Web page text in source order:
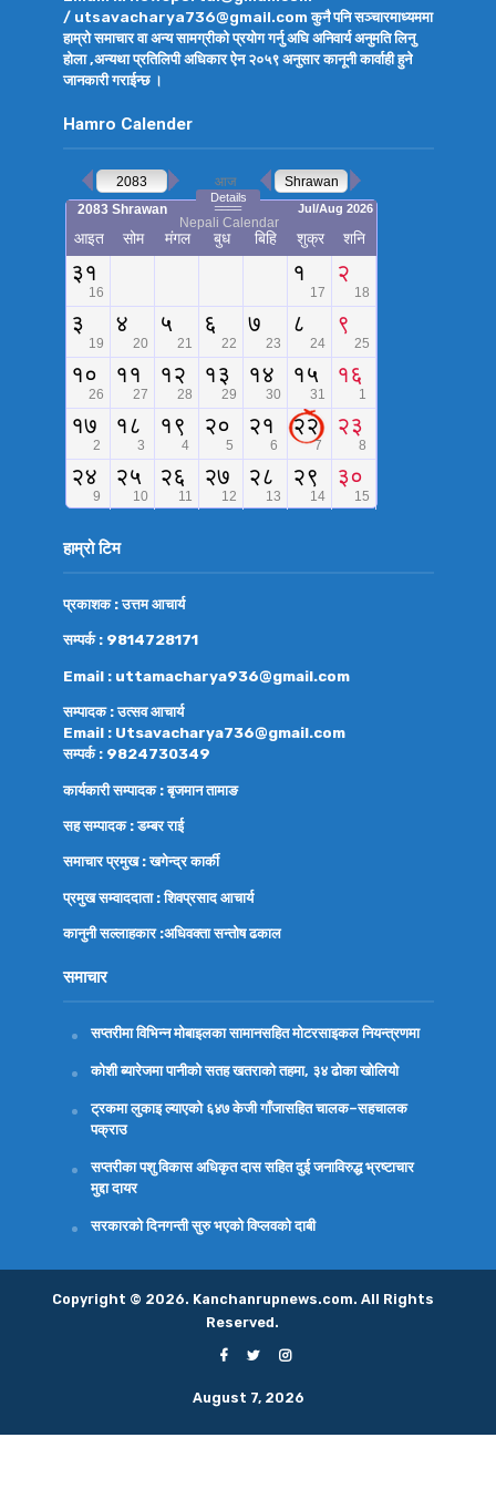
/ utsavacharya736@gmail.com कुनै पनि सञ्चारमाध्यममा
हाम्रो समाचार वा अन्य सामग्रीको प्रयोग गर्नु अघि अनिवार्य अनुमति लिनु
होला ,अन्यथा प्रतिलिपी अधिकार ऐन २०५९ अनुसार कानूनी कार्वाही हुने
जानकारी गराईन्छ ।
Hamro Calender
हाम्रो टिम
प्रकाशक : उत्तम आचार्य
सम्पर्क : 9814728171
Email : uttamacharya936@gmail.com
सम्पादक : उत्सव आचार्य
Email : Utsavacharya736@gmail.com
सम्पर्क : 9824730349
कार्यकारी सम्पादक : बृजमान तामाङ
सह सम्पादक : डम्बर राई
समाचार प्रमुख : खगेन्द्र कार्की
प्रमुख सम्वाददाता : शिवप्रसाद आचार्य
कानुनी सल्लाहकार :अधिवक्तासन्तोष ढकाल
समाचार
सप्तरीमा विभिन्न मोबाइलका सामानसहित मोटरसाइकल नियन्त्रणमा
कोशी ब्यारेजमा पानीको सतह खतराको तहमा, ३४ ढोका खोलियो
ट्रकमा लुकाइ ल्याएको ६४७ केजी गाँजासहित चालक–सहचालक
पक्राउ
सप्तरीका पशु विकास अधिकृत दास सहित दुई जनाविरुद्ध भ्रष्टाचार
मुद्दा दायर
सरकारको दिनगन्ती सुरु भएको विप्लवको दाबी
Copyright © 2026. Kanchanrupnews.com. All Rights
Reserved.
August 7, 2026